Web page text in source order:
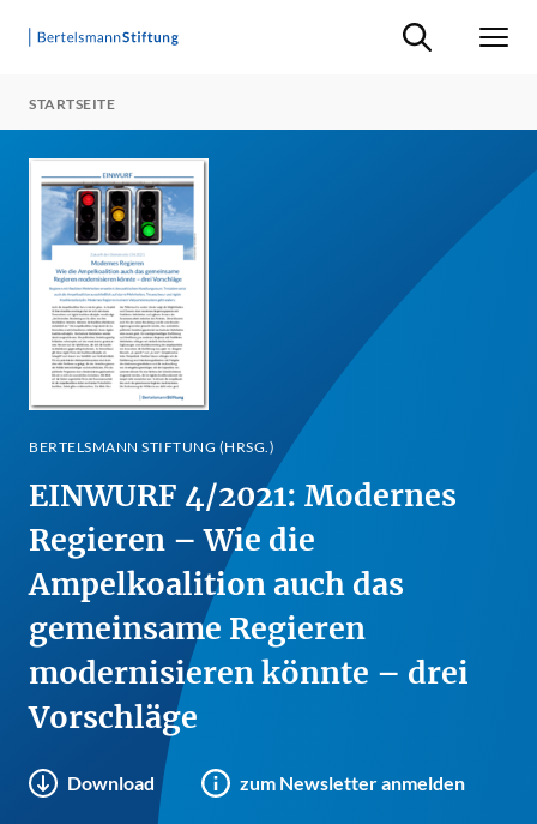
Suche ein-/
STARTSEITE
BERTELSMANN STIFTUNG (HRSG.)
EINWURF 4/2021: Modernes
Regieren – Wie die
Ampelkoalition auch das
gemeinsame Regieren
modernisieren könnte – drei
Vorschläge
Download zum Newsletter anmelden